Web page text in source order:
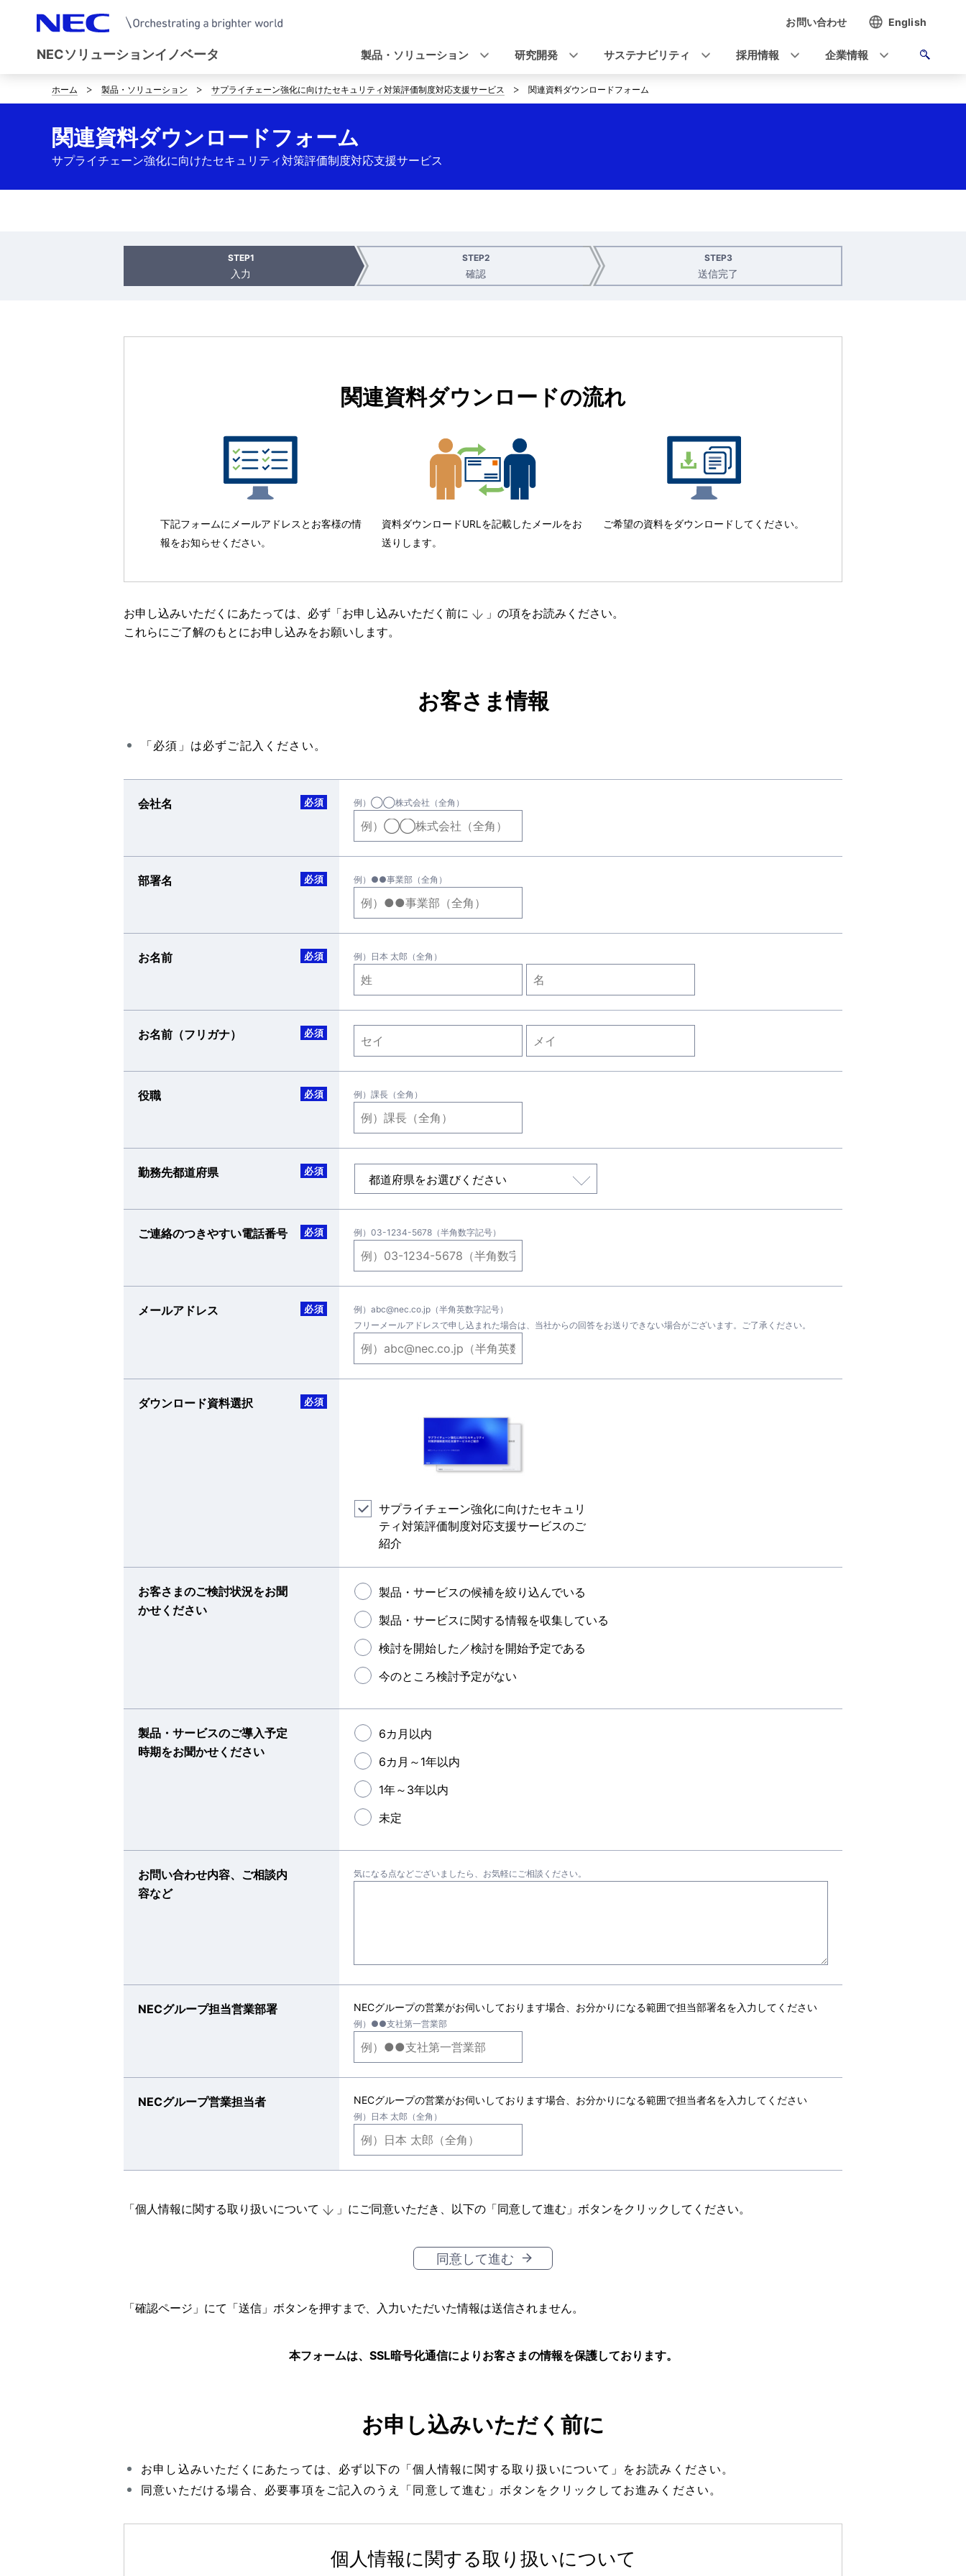
NECソリューションイノベータ
ビ
ゲ
ー
シ
ョ
お問い合わせ English
製品・ソリューション 研究開発 サステナビリティ 採用情報 企業情報
サ
イ
ト
ホーム 製品・ソリューション サプライチェーン強化に向けたセキュリティ対策評価制度対応支援サービス 関連資料ダウンロードフォーム
関連資料ダウンロードフォーム
サプライチェーン強化に向けたセキュリティ対策評価制度対応支援サービス
STEP1
入力
STEP2
確認
STEP3
送信完了
関連資料ダウンロードの流れ
下記フォームにメールアドレスとお客様の情
報をお知らせください。
資料ダウンロードURLを記載したメールをお
送りします。
ご希望の資料をダウンロードしてください。
お申し込みいただくにあたっては、必ず「お申し込みいただく前に
」の項をお読みください。
これらにご了解のもとにお申し込みをお願いします。
お客さま情報
「必須」は必ずご記入ください。
会社名 必須 例）◯◯株式会社（全角）
部署名 必須 例）●●事業部（全角）
お名前 必須 例）日本 太郎（全角）
お名前（フリガナ） 必須
役職 必須 例）課長（全角）
勤務先都道府県 必須
ご連絡のつきやすい電話番号 必須 例）03-1234-5678（半角数字記号）
メールアドレス 必須
例）abc@nec.co.jp（半角英数字記号）
フリーメールアドレスで申し込まれた場合は、当社からの回答をお送りできない場合がございます。ご了承ください。
ダウンロード資料選択 必須
サプライチェーン強化に向けたセキュリ
ティ対策評価制度対応支援サービスのご
紹介
お客さまのご検討状況をお聞
かせください
製品・サービスの候補を絞り込んでいる
製品・サービスに関する情報を収集している
検討を開始した／検討を開始予定である
今のところ検討予定がない
製品・サービスのご導入予定
時期をお聞かせください
6カ月以内
6カ月～1年以内
1年～3年以内
未定
お問い合わせ内容、ご相談内
容など
気になる点などございましたら、お気軽にご相談ください。
NECグループ担当営業部署 NECグループの営業がお伺いしております場合、お分かりになる範囲で担当部署名を入力してください
例）●●支社第一営業部
NECグループ営業担当者 NECグループの営業がお伺いしております場合、お分かりになる範囲で担当者名を入力してください
例）日本 太郎（全角）
「個人情報に関する取り扱いについて 」にご同意いただき、以下の「同意して進む」ボタンをクリックしてください。
同意して進む
「確認ページ」にて「送信」ボタンを押すまで、入力いただいた情報は送信されません。
本フォームは、SSL暗号化通信によりお客さまの情報を保護しております。
お申し込みいただく前に
お申し込みいただくにあたっては、必ず以下の「個人情報に関する取り扱いについて」をお読みください。
同意いただける場合、必要事項をご記入のうえ「同意して進む」ボタンをクリックしてお進みください。
個人情報に関する取り扱いについて